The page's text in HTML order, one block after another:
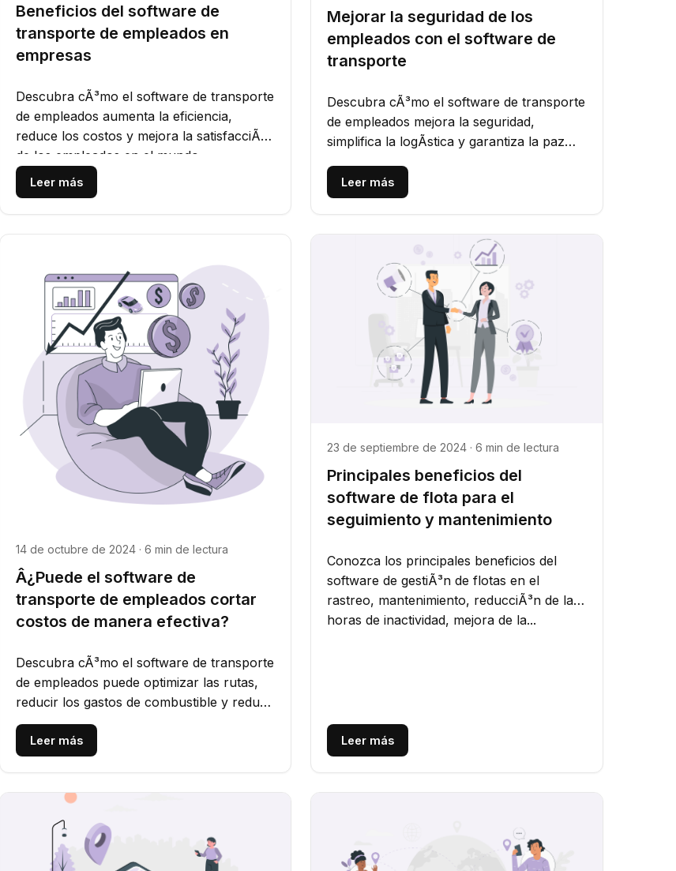
Beneficios del software de
transporte de empleados en
empresas
Descubra cÃ³mo el software de transporte
de empleados aumenta la eficiencia,
reduce los costos y mejora la satisfacciÃ³n
de los empleados en el mundo...
Leer más
Mejorar la seguridad de los
empleados con el software de
transporte
Descubra cÃ³mo el software de transporte
de empleados mejora la seguridad,
simplifica la logÃ­stica y garantiza la paz
Leer más
14 de octubre de 2024 · 6 min de lectura
Â¿Puede el software de
transporte de empleados cortar
costos de manera efectiva?
Descubra cÃ³mo el software de transporte
de empleados puede optimizar las rutas,
reducir los gastos de combustible y reducir
los costos generales, ayudando a...
Leer más
23 de septiembre de 2024 · 6 min de lectura
Principales beneficios del
software de flota para el
seguimiento y mantenimiento
Conozca los principales beneficios del
software de gestiÃ³n de flotas en el
rastreo, mantenimiento, reducciÃ³n de las
horas de inactividad, mejora de la...
Leer más